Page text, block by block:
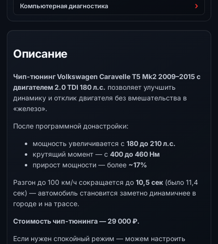
Компьютерная диагностика
Описание
Чип-тюнинг Volkswagen Caravelle T5 Mk2 2009–2015 с
двигателем 2.0 TDI 180 л.с. позволяет улучшить
динамику и отклик двигателя без вмешательства в
«железо».
После программной донастройки:
мощность увеличивается с 180 до 210 л.с.
крутящий момент — с 400 до 460 Нм
прирост мощности — более ~17%
Разгон до 100 км/ч сокращается до 10,5 сек (было 11,4
сек) — автомобиль становится заметно динамичнее в
городе и на трассе.
Стоимость чип-тюнинга — 29 000 ₽.
Если нужен спокойный режим — можем настроить